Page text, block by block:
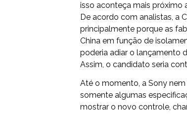
isso aconteça mais próximo
De acordo com analistas, a
principalmente porque as
China em função de
poderia adiar o lançamento
Assim, o candidato seria
Até o momento, a Sony
somente algumas
mostrar o novo controle,